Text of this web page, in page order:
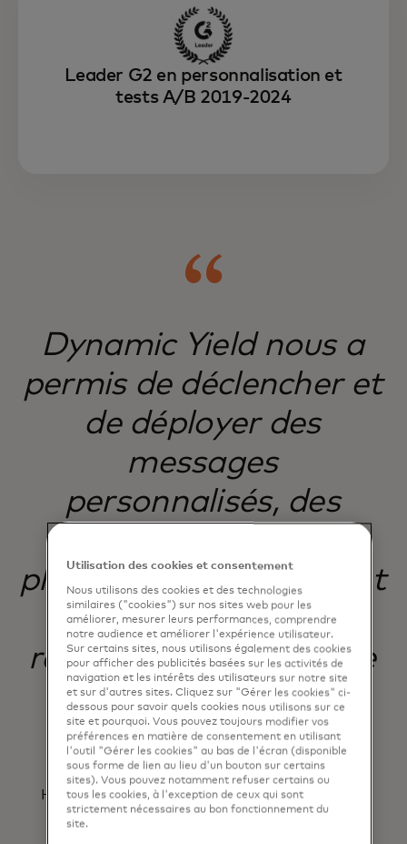
Leader G2 en personnalisation et
tests A/B 2019-2024
Dynamic Yield nous a
permis de déclencher et
de déployer des
messages
personnalisés, des
notifications et bien
plus encore, nous aidant
ainsi à atteindre des
résultats de croissance
clés.
Andrés Meléndez Hagedorn
Head of Conversions and Analytics, Coopeuch
Utilisation des cookies et consentement
Nous utilisons des cookies et des technologies
similaires ("cookies") sur nos sites web pour les
améliorer, mesurer leurs performances, comprendre
notre audience et améliorer l'expérience utilisateur.
Sur certains sites, nous utilisons également des cookies
pour afficher des publicités basées sur les activités de
navigation et les intérêts des utilisateurs sur notre site
et sur d'autres sites. Cliquez sur "Gérer les cookies" ci-
dessous pour savoir quels cookies nous utilisons sur ce
site et pourquoi. Vous pouvez toujours modifier vos
préférences en matière de consentement en utilisant
l'outil "Gérer les cookies" au bas de l'écran (disponible
sous forme de lien au lieu d'un bouton sur certains
sites). Vous pouvez notamment refuser certains ou
tous les cookies, à l'exception de ceux qui sont
strictement nécessaires au bon fonctionnement du
site.